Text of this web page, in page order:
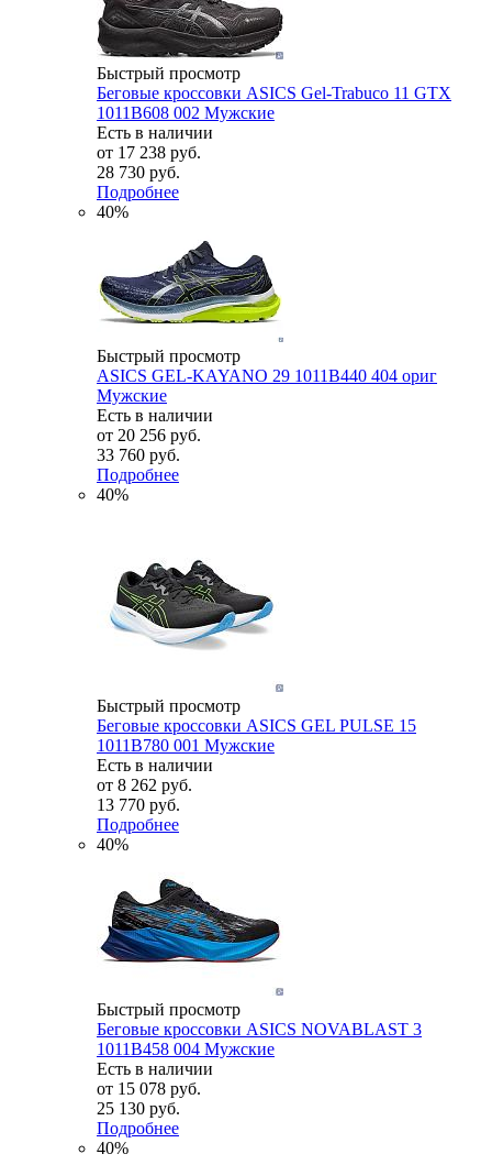
Быстрый просмотр
Беговые кроссовки ASICS Gel-Trabuco 11 GTX
1011B608 002 Мужские
Есть в наличии
от 17 238 руб.
28 730 руб.
Подробнее
40%
Быстрый просмотр
ASICS GEL-KAYANO 29 1011B440 404 ориг
Мужские
Есть в наличии
от 20 256 руб.
33 760 руб.
Подробнее
40%
Быстрый просмотр
Беговые кроссовки ASICS GEL PULSE 15
1011B780 001 Мужские
Есть в наличии
от 8 262 руб.
13 770 руб.
Подробнее
40%
Быстрый просмотр
Беговые кроссовки ASICS NOVABLAST 3
1011B458 004 Мужские
Есть в наличии
от 15 078 руб.
25 130 руб.
Подробнее
40%